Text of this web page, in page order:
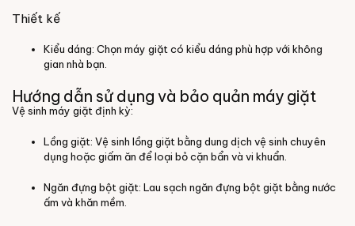
Thiết kế
Kiểu dáng: Chọn máy giặt có kiểu dáng phù hợp với không
gian nhà bạn.
Hướng dẫn sử dụng và bảo quản máy giặt
Vệ sinh máy giặt định kỳ:
Lồng giặt: Vệ sinh lồng giặt bằng dung dịch vệ sinh chuyên
dụng hoặc giấm ăn để loại bỏ cặn bẩn và vi khuẩn.
Ngăn đựng bột giặt: Lau sạch ngăn đựng bột giặt bằng nước
ấm và khăn mềm.